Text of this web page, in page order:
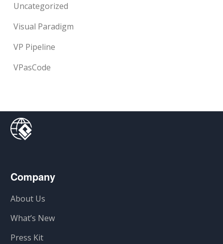
Uncategorized
Visual Paradigm
VP Pipeline
VPasCode
Company
About Us
What’s New
Press Kit